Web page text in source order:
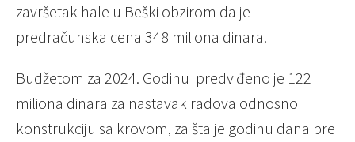
završetak hale u Beški obzirom da je
predračunska cena 348 miliona dinara.
Budžetom za 2024. Godinu predviđeno je 122
miliona dinara za nastavak radova odnosno
konstrukciju sa krovom, za šta je godinu dana pre